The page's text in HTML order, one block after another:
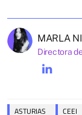
MARLA
Directora
ASTURIAS CEEI